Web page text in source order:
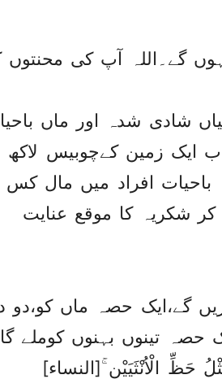
گے۔اللہ آپ کی محنتوں
شادی شدہ اور ماں
ایک زمین کےچوبیس لاکھ
افراد میں مال
کر شکریہ کا موقع عنایت
گے،ایک حصہ ماں کو،دو
حصہ تینوں بہنوں کوملے
حَظِّ الْاُنْثَيَيْنِ ۚ[النساء]